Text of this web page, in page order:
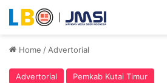
Home / Advertorial
Advertorial Pemkab Kutai Timur